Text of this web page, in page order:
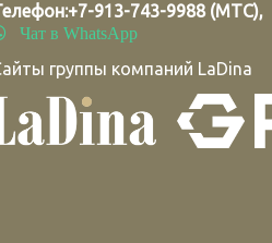
+7-913-743-9988 (МТС),
Чат в WhatsApp
группы компаний LaDina